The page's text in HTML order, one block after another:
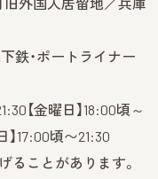
鉄・ポートライナー
【金曜日】18:00頃～
】17:00頃〜21:30
ことがあります。